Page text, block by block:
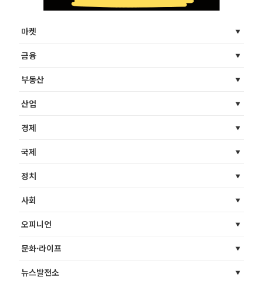
마켓
금융
부동산
산업
경제
국제
정치
사회
오피니언
문화·라이프
뉴스발전소